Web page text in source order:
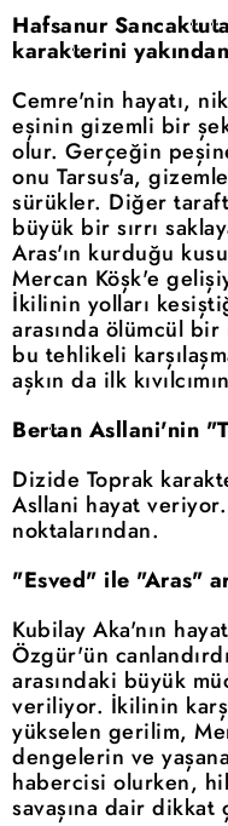
Hafsanur
karakterini
Cemre'nin hayatı,
eşinin gizemli bir
olur. Gerçeğin
onu Tarsus'a,
sürükler. Diğer
büyük bir sırrı
Aras'ın kurduğu
Mercan Köşk'e
İkilinin yolları
arasında ölümcül
bu tehlikeli
aşkın da ilk
Bertan Asllani'nin
Dizide Toprak
Asllani hayat
noktalarından.
"Esved" ile "Aras"
Kubilay Aka'nın
Özgür'ün
arasındaki büyük
veriliyor. İkilinin
yükselen gerilim,
dengelerin ve
habercisi olurken,
savaşına dair dikkat